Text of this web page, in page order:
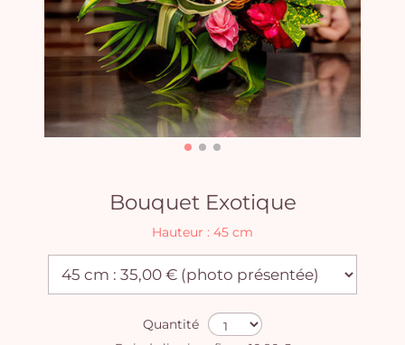
Bouquet Exotique
Hauteur : 45 cm
Quantité